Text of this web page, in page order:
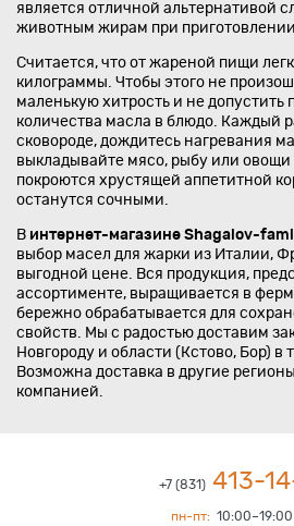
является отличной альтернативой
животным жирам при
Считается, что от жареной пищи
килограммы. Чтобы этого не
маленькую хитрость и не допустить
количества масла в блюдо. Каждый
сковороде, дождитесь нагревания
выкладывайте мясо, рыбу или овощи
покроются хрустящей аппетитной
останутся сочными.
В интернет-магазине Shagalov-
выбор масел для жарки из Италии,
выгодной цене. Вся продукция,
ассортименте, выращивается в
бережно обрабатывается для
свойств. Мы с радостью доставим
Новгороду и области (Кстово, Бор) в
Возможна доставка в другие
компанией.
+7 (831) 413-
пн-пт: 10:00–19:00